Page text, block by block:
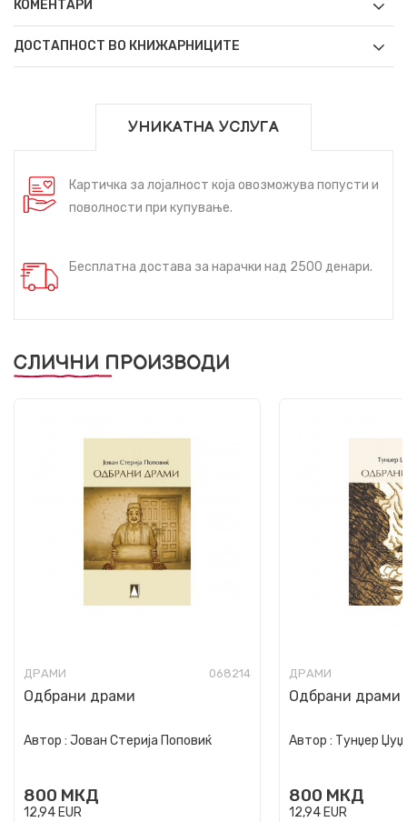
КОМЕНТАРИ
ДОСТАПНОСТ ВО КНИЖАРНИЦИТЕ
УНИКАТНА УСЛУГА
Картичка за лојалност која овозможува попусти и
поволности при купување.
Бесплатна достава за нарачки над 2500 денари.
СЛИЧНИ ПРОИЗВОДИ
ДРАМИ 068214
Одбрани драми
Автор : Јован Стерија Поповиќ
800 МКД
12,94EUR
ДРАМИ
Одбрани драми
Автор : Тунџер
800 МКД
12,94EUR